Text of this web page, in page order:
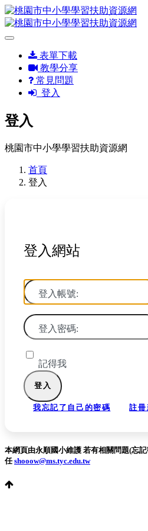
表單下載
教學分享
常見問題
登入
登入
桃園市中小學學習扶助資源網
首頁
登入
登入網站
登入帳號:
登入密碼:
記得我
我忘記了自己的密碼 註冊
本網頁由永順國小維護 若有相關問題(忘
任shooow@ms.tyc.edu.tw